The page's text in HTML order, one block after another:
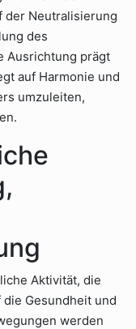
der Neutralisierung
des
Ausrichtung prägt
auf Harmonie und
umzuleiten,
Aktivität, die
Gesundheit und
werden